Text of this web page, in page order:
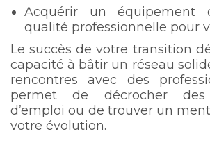
Acquérir un équipement
qualité professionnelle pour
Le succès de votre transition
capacité à bâtir un réseau
rencontres avec des
permet de décrocher des
d’emploi ou de trouver un
votre évolution.